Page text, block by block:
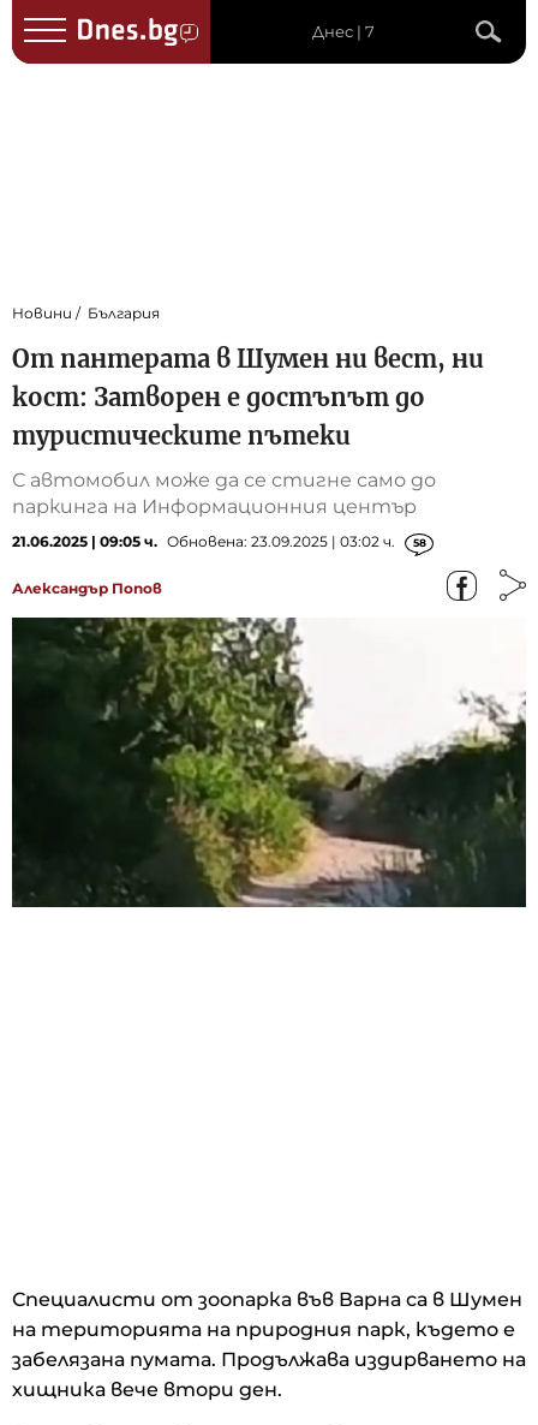
Днес | 7
Новини България
От пантерата в Шумен ни вест, ни
кост: Затворен е достъпът до
туристическите пътеки
С автомобил може да се стигне само до
паркинга на Информационния център
21.06.2025 | 09:05 ч. Обновена: 23.09.2025 | 03:02 ч. 58
Александър Попов
Специалисти от зоопарка във Варна са в Шумен
на територията на природния парк, където е
забелязана пумата. Продължава издирването на
хищника вече втори ден.